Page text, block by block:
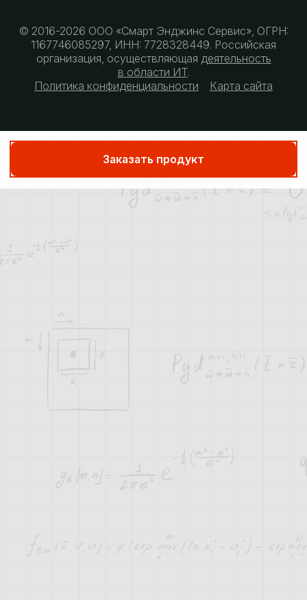
© 2016-2026 ООО «Смарт Энджинс Сервис», ОГРН:
1167746085297, ИНН: 7728328449. Российская
организация, осуществляющая деятельность
в области ИТ.
Политика конфиденциальности
Карта сайта
Заказать продукт